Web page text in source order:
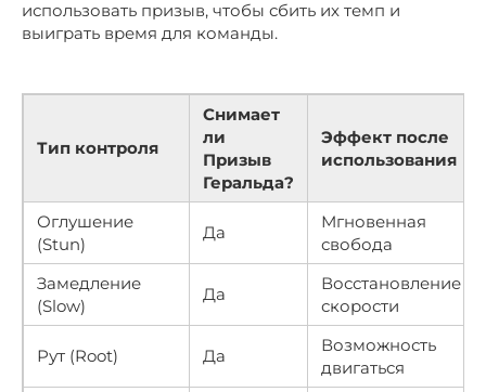
использовать призыв, чтобы сбить их темп и
выиграть время для команды.
Тип контроля
Снимает
ли
Призыв
Геральда?
Эффект после
использования
Оглушение
(Stun)
Да
Мгновенная
свобода
Замедление
(Slow)
Да
Восстановление
скорости
Рут (Root) Да
Возможность
двигаться